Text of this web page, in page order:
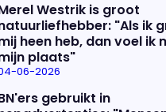
Westrik is groot
"Als ik
heen heb, dan voel ik
plaats"
06-2026
gebruikt in